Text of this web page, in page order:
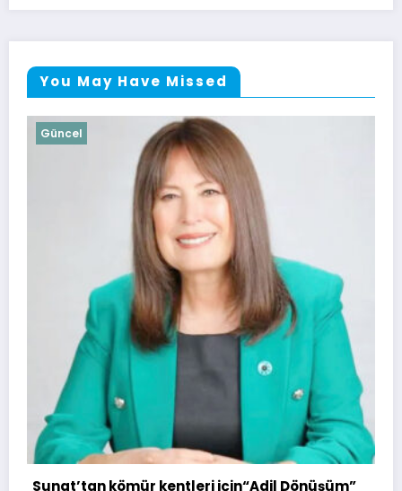
You May Have Missed
için“Adil Dönüşüm”
Güncel
Soma Huzurevi Bocce
4 Ağustos 2026 admin
Soma Kurtuluş Haber 2026 | Powered BySpiceThemes